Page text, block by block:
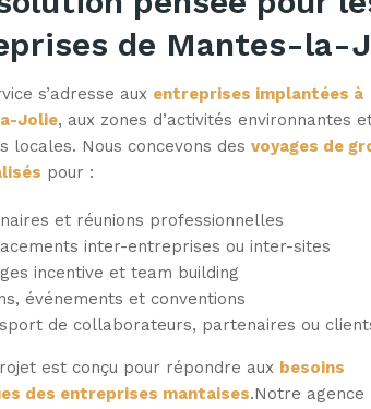
de Mantes-la-
s’adresse aux entreprises implantées à
Jolie, aux zones d’activités environnantes
locales. Nous concevons des voyages de
pour :
et réunions professionnelles
inter-entreprises ou inter-sites
incentive et team building
événements et conventions
de collaborateurs, partenaires ou
est conçu pour répondre aux besoins
des entreprises mantaises.Notre agence